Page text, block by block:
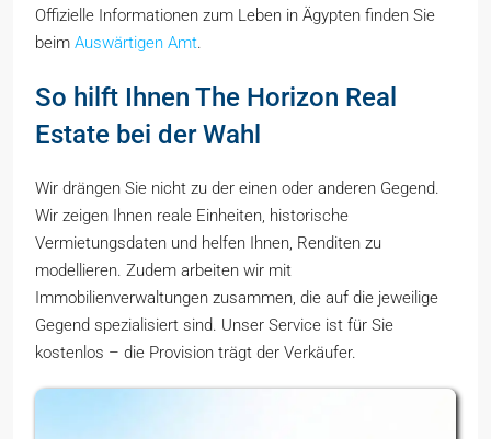
Offizielle Informationen zum Leben in Ägypten finden Sie
beim Auswärtigen Amt.
So hilft Ihnen The Horizon Real
Estate bei der Wahl
Wir drängen Sie nicht zu der einen oder anderen Gegend.
Wir zeigen Ihnen reale Einheiten, historische
Vermietungsdaten und helfen Ihnen, Renditen zu
modellieren. Zudem arbeiten wir mit
Immobilienverwaltungen zusammen, die auf die jeweilige
Gegend spezialisiert sind. Unser Service ist für Sie
kostenlos – die Provision trägt der Verkäufer.